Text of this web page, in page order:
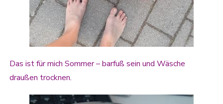
Das ist für mich Sommer – barfuß sein und Wäsche
draußen trocknen.